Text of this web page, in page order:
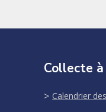
Collecte
Calendrier